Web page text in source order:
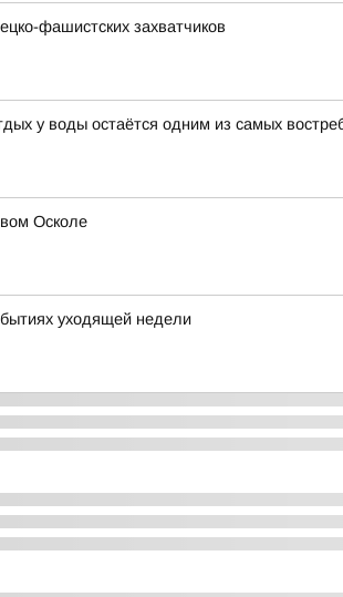
фашистских захватчиков
у воды остаётся одним из самых
Осколе
уходящей недели